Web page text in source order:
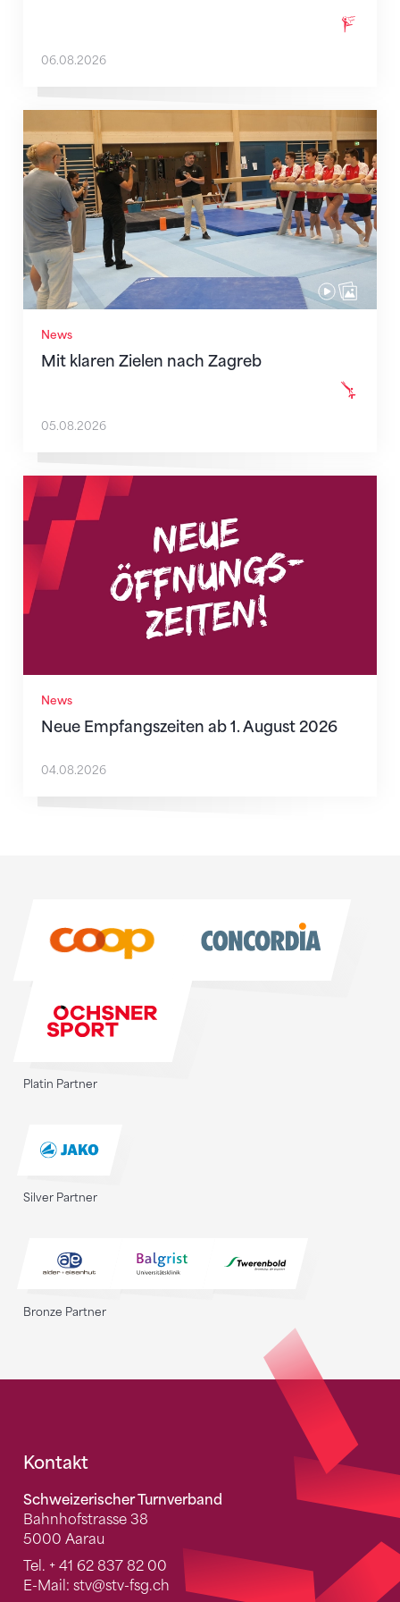
06.08.2026
News
Mit klaren Zielen nach Zagreb
Mit klaren Zielen nach Zagreb
05.08.2026
News
Neue Empfangszeiten ab 1. August 2026
Neue Empfangszeiten ab 1. August 2026
04.08.2026
Platin Partner
Silver Partner
Bronze Partner
Fusszeile
Kontakt
Schweizerischer Turnverband
Bahnhofstrasse 38
5000 Aarau
Tel. + 41 62 837 82 00
E-Mail: stv@stv-fsg.ch